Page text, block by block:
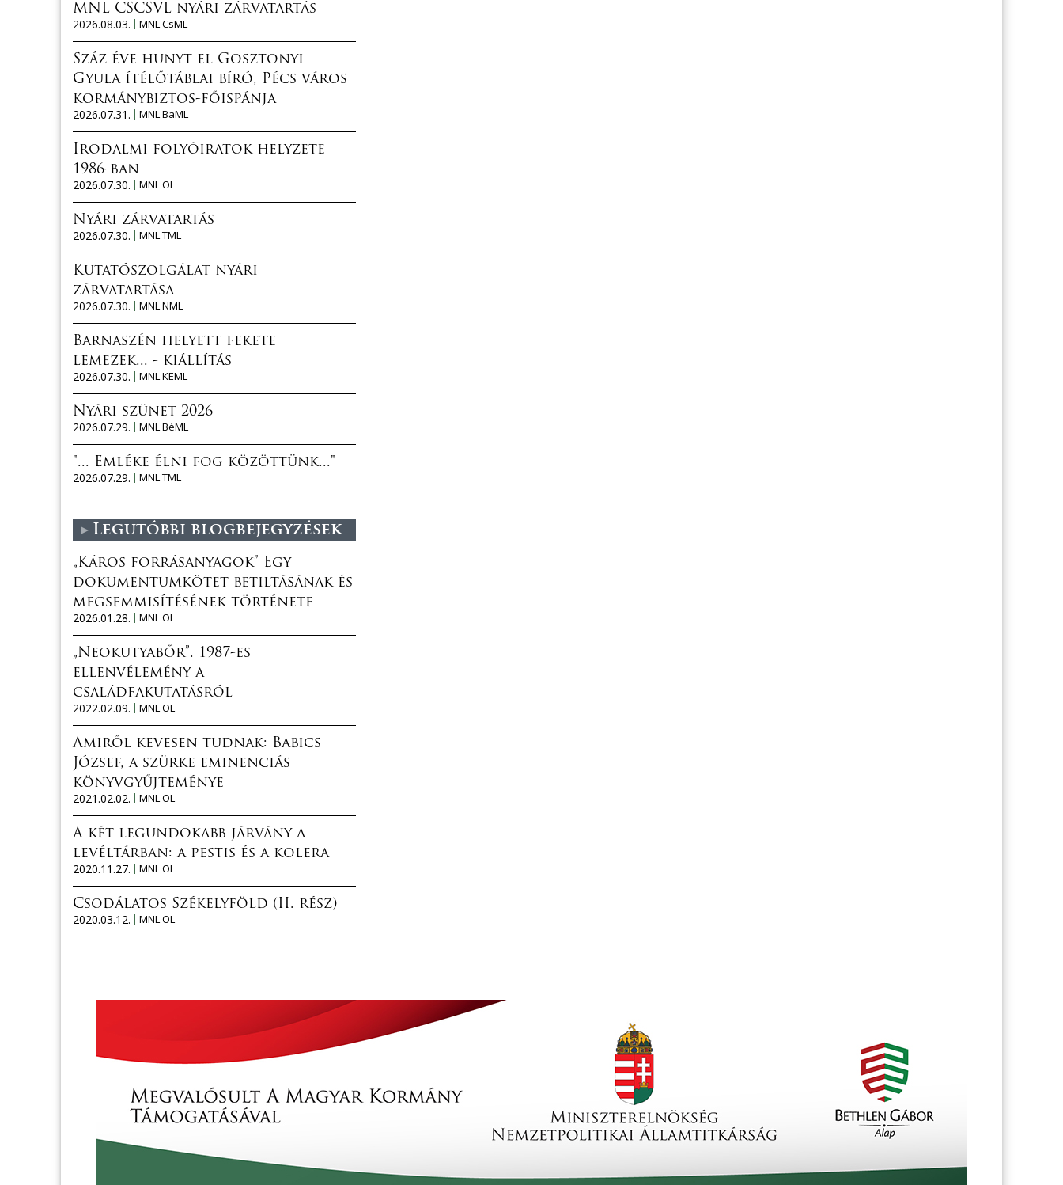
MNL CSCSVL nyári zárvatartás
2026.08.03.
MNL CsML
Száz éve hunyt el Gosztonyi
Gyula ítélőtáblai bíró, Pécs város
kormánybiztos-főispánja
2026.07.31.
MNL BaML
Irodalmi folyóiratok helyzete
1986-ban
2026.07.30.
MNL OL
Nyári zárvatartás
2026.07.30.
MNL TML
Kutatószolgálat nyári
zárvatartása
2026.07.30.
MNL NML
Barnaszén helyett fekete
lemezek... - kiállítás
2026.07.30.
MNL KEML
Nyári szünet 2026
2026.07.29.
MNL BéML
"... Emléke élni fog közöttünk..."
2026.07.29.
MNL TML
Legutóbbi blogbejegyzések
„Káros forrásanyagok” Egy
dokumentumkötet betiltásának és
megsemmisítésének története
2026.01.28.
MNL OL
„Neokutyabőr”. 1987-es
ellenvélemény a
családfakutatásról
2022.02.09.
MNL OL
Amiről kevesen tudnak: Babics
József, a szürke eminenciás
könyvgyűjteménye
2021.02.02.
MNL OL
A két legundokabb járvány a
levéltárban: a pestis és a kolera
2020.11.27.
MNL OL
Csodálatos Székelyföld (II. rész)
2020.03.12.
MNL OL